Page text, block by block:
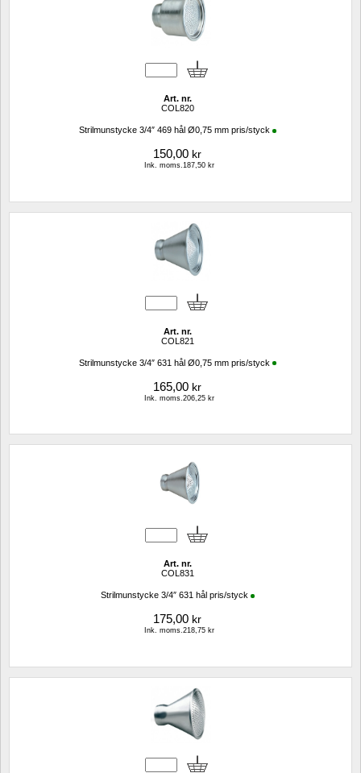
Art. nr.
COL820
Strilmunstycke 3/4″ 469 hål Ø0,75 mm pris/styck
150,00 kr
Ink. moms.187,50 kr
Art. nr.
COL821
Strilmunstycke 3/4″ 631 hål Ø0,75 mm pris/styck
165,00 kr
Ink. moms.206,25 kr
Art. nr.
COL831
Strilmunstycke 3/4″ 631 hål pris/styck
175,00 kr
Ink. moms.218,75 kr